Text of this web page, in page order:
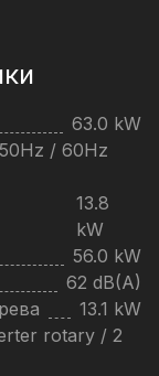
63.0 kW
/ 60Hz
13.8
kW
56.0 kW
62 dB(A)
13.1 kW
rotary / 2